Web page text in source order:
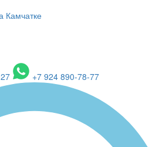
Камчатке
+7 924 890-78-77